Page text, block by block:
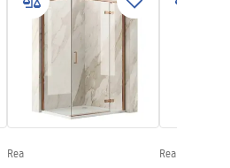
Rea Rea